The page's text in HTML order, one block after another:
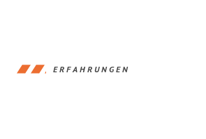
ERFAHRUNGEN